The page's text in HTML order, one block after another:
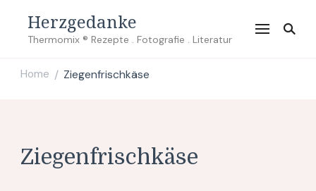
Herzgedanke
Thermomix ® Rezepte . Fotografie . Literatur
Home / Ziegenfrischkäse
Ziegenfrischkäse